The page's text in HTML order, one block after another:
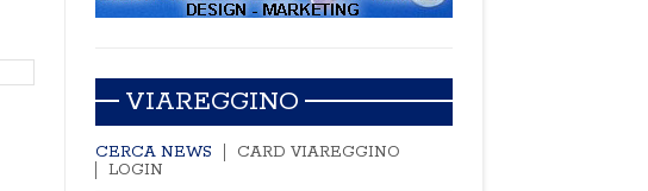
VIAREGGINO
CERCA NEWS
CARD VIAREGGINO
LOGIN